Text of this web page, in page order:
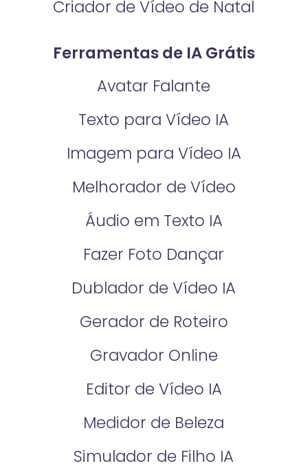
Criador de Vídeo de Natal
Ferramentas de IA Grátis
Avatar Falante
Texto para Vídeo IA
Imagem para Vídeo IA
Melhorador de Vídeo
Áudio em Texto IA
Fazer Foto Dançar
Dublador de Vídeo IA
Gerador de Roteiro
Gravador Online
Editor de Vídeo IA
Medidor de Beleza
Simulador de Filho IA